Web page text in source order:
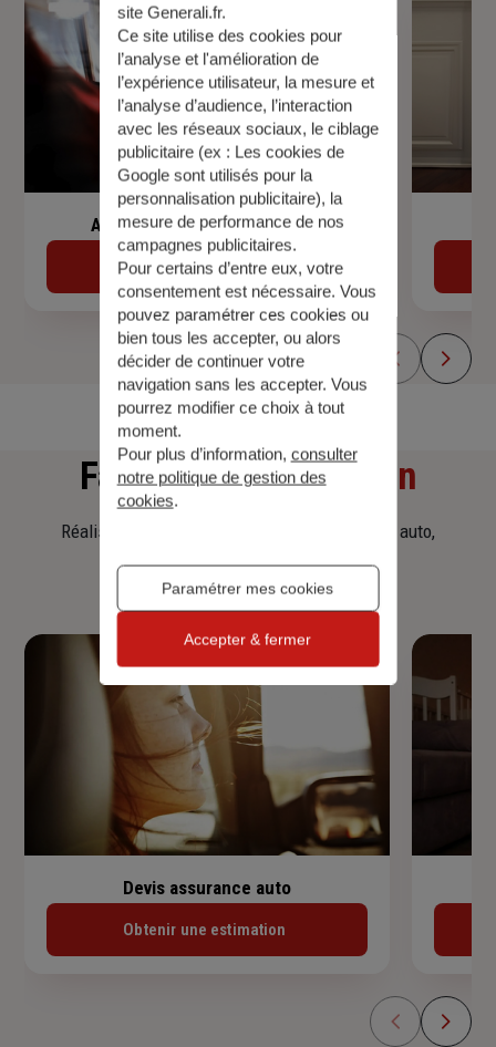
Assurance de prêt immobilier
Découvrir
Faitesune simulation
Réalisez une simulation tarifaire d'assurance, auto,
habitation, prêt immobilier.
Devis assurance auto
Obtenir une estimation
site Generali.fr.
Ce site utilise des cookies pour
l’analyse et l'amélioration de
l’expérience utilisateur, la mesure et
l’analyse d’audience, l’interaction
avec les réseaux sociaux, le ciblage
publicitaire (ex : Les cookies de
Google sont utilisés pour la
personnalisation publicitaire), la
mesure de performance de nos
campagnes publicitaires.
Pour certains d’entre eux, votre
consentement est nécessaire. Vous
pouvez paramétrer ces cookies ou
bien tous les accepter, ou alors
décider de continuer votre
navigation sans les accepter. Vous
pourrez modifier ce choix à tout
moment.
Pour plus d’information, consulter
notre politique de gestion des
cookies.
Paramétrer mes cookies
Accepter & fermer